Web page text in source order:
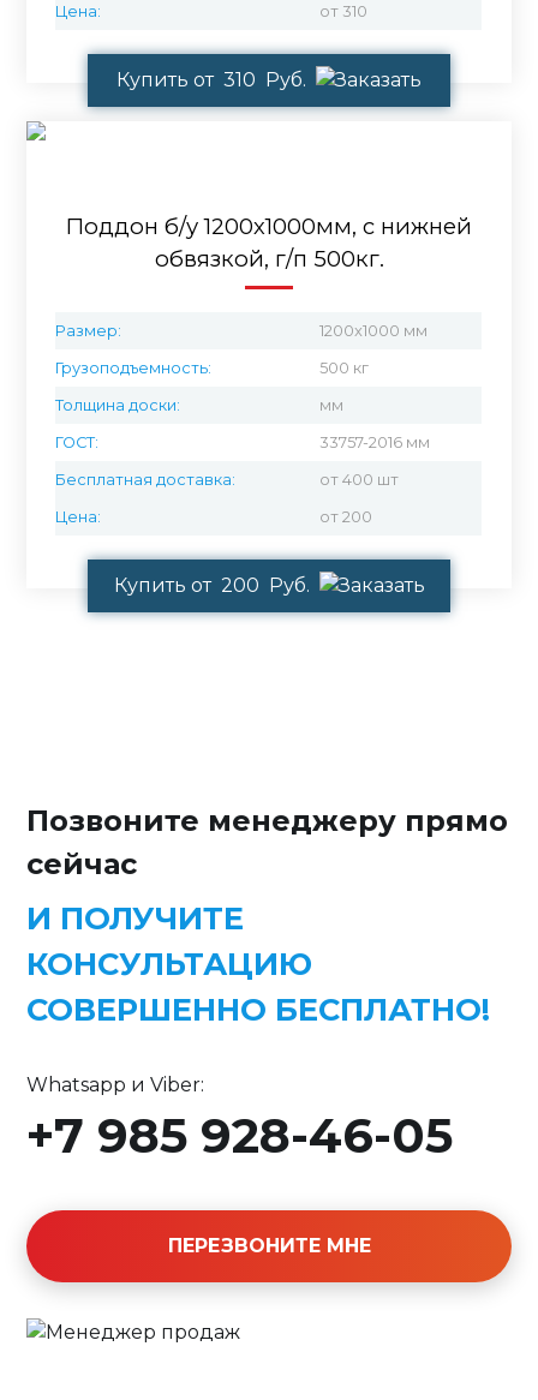
Цена: от 310
Купить от 310 Руб.
Поддон б/у 1200х1000мм, с нижней
обвязкой, г/п 500кг.
Размер: 1200x1000 мм
Грузоподъемность: 500 кг
Толщина доски: мм
ГОСТ: 33757-2016 мм
Бесплатная доставка: от 400 шт
Цена: от 200
Купить от 200 Руб.
Позвоните менеджеру прямо
сейчас
И ПОЛУЧИТЕ
КОНСУЛЬТАЦИЮ
СОВЕРШЕННО БЕСПЛАТНО!
Whatsapp и Viber:
+7 985 928-46-05
ПЕРЕЗВОНИТЕ МНЕ